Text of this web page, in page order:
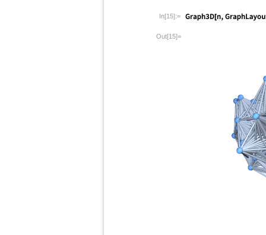
In[15]:=
Out[15]=